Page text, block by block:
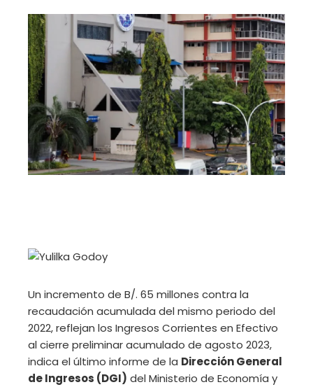
Un incremento de B/. 65 millones contra la
recaudación acumulada del mismo periodo del
2022, reflejan los Ingresos Corrientes en Efectivo
al cierre preliminar acumulado de agosto 2023,
indica el último informe de la Dirección General
de Ingresos (DGI) del Ministerio de Economía y